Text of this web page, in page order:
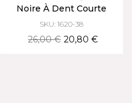
Noire À Dent Courte
SKU: 1620-38
26,00 € 20,80 €